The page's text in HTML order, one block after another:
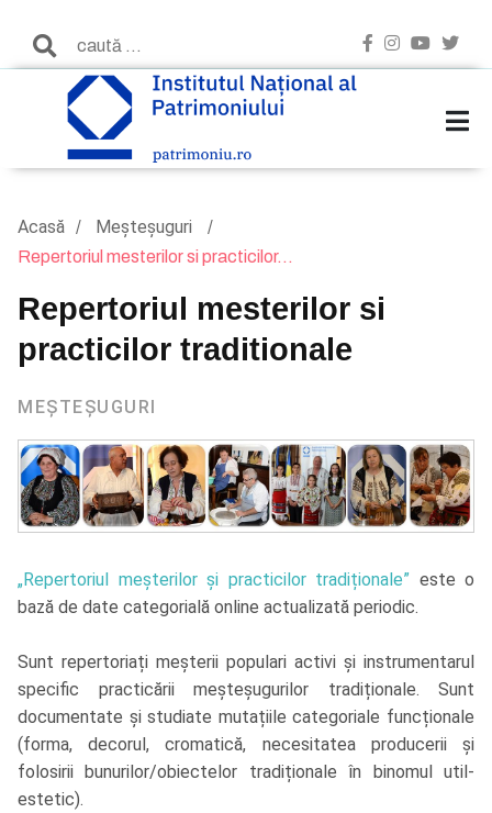
Acasă Meșteșuguri
Repertoriul mesterilor si practicilor...
Repertoriul mesterilor si
practicilor traditionale
MEȘTEȘUGURI
„Repertoriul meșterilor și practicilor tradiționale” este o
bază de date categorială online actualizată periodic.
Sunt repertoriați meșterii populari activi și instrumentarul
specific practicării meșteșugurilor tradiționale. Sunt
documentate și studiate mutațiile categoriale funcționale
(forma, decorul, cromatică, necesitatea producerii și
folosirii bunurilor/obiectelor tradiționale în binomul util-
estetic).